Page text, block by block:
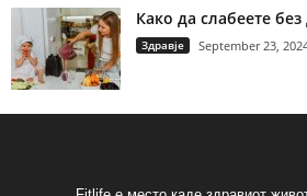
Како да слабеете без
Здравје September 23,